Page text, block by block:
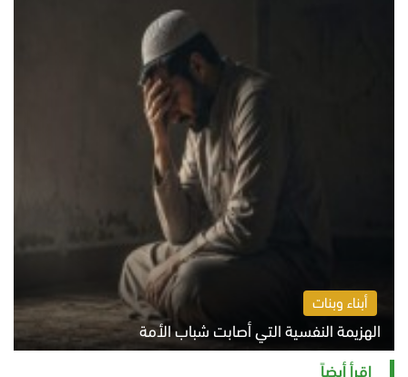
أبناء وبنات
الهزيمة النفسية التي أصابت شباب الأمة
الخميس 6 أغسطس 2026 11:12 ص
اقرأ أيضاً